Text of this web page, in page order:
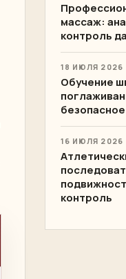
массаж:
контроль
18 ИЮЛЯ 2026
Обучение
16 ИЮЛЯ 2026
контроль